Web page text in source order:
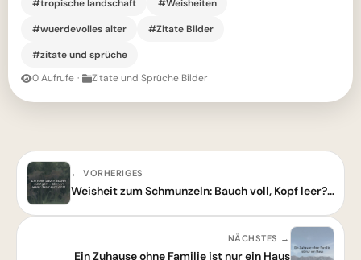
#tropische landschaft
#Weisheiten
#wuerdevolles alter
#Zitate Bilder
#zitate und sprüche
0 Aufrufe · Zitate und Sprüche Bilder
← VORHERIGES
Weisheit zum Schmunzeln: Bauch voll, Kopf leer? Finde dein Gleichgewicht!
NÄCHSTES →
Ein Zuhause ohne Familie ist nur ein Haus